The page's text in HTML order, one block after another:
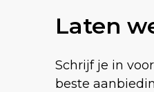
Laten
Schrijf je in
beste